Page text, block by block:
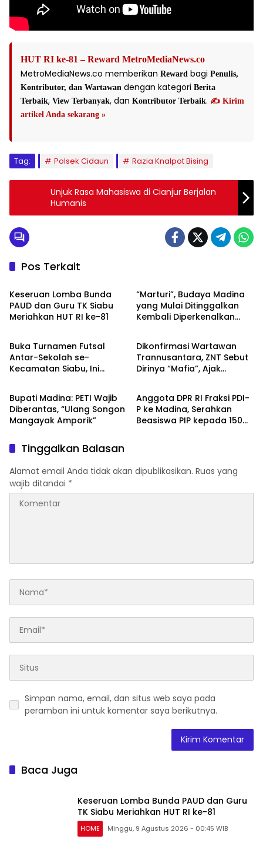
HUT RI ke-81 – Reward MetroMediaNews.co
MetroMediaNews.co memberikan Reward bagi Penulis,
Kontributor, dan Wartawan dengan kategori Berita
Terbaik, View Terbanyak, dan Kontributor Terbaik. ✍️ Kirim
artikel Anda sekarang »
Tag: Polsek Cidaun Razia Knalpot Bising
Unjuk Rasa Mahasiswa di Cianjur Berjalan
Humanis
Pos Terkait
HOME
Keseruan Lomba Bunda
PAUD dan Guru TK Siabu
Meriahkan HUT RI ke-81
“Marturi”, Budaya Madina
yang Mulai Ditinggalkan
Kembali Diperkenalkan
HOME
Buka Turnamen Futsal
Antar-Sekolah se-
Kecamatan Siabu, Ini
HOME
Dikonfirmasi Wartawan
Trannusantara, ZNT Sebut
Dirinya “Mafia”, Ajak
HOME
Bupati Madina: PETI Wajib
Diberantas, “Ulang Songon
Mangayak Amporik”
HOME
Anggota DPR RI Fraksi PDI-
P ke Madina, Serahkan
Beasiswa PIP kepada 150
Tinggalkan Balasan
Alamat email Anda tidak akan dipublikasikan. Ruas yang
wajib ditandai *
Simpan nama, email, dan situs web saya pada
peramban ini untuk komentar saya berikutnya.
Baca Juga
Keseruan Lomba Bunda PAUD dan Guru
TK Siabu Meriahkan HUT RI ke-81
HOME Minggu, 9 Agustus 2026 - 00:45 WIB